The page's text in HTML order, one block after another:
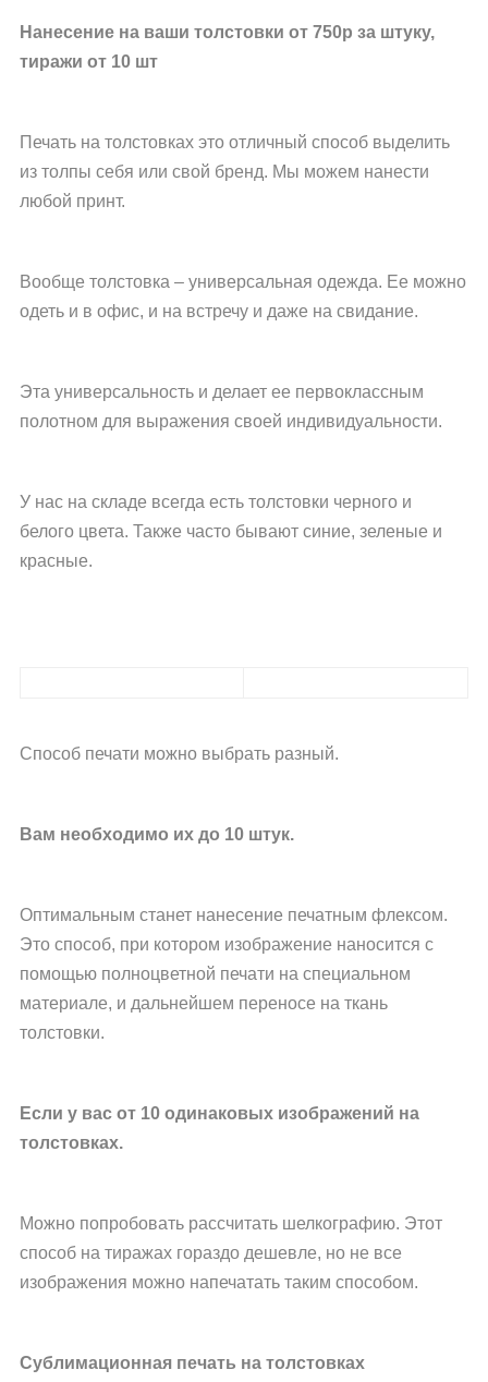
Нанесение на ваши толстовки от 750р за штуку,
тиражи от 10 шт
Печать на толстовках это отличный способ выделить
из толпы себя или свой бренд. Мы можем нанести
любой принт.
Вообще толстовка – универсальная одежда. Ее можно
одеть и в офис, и на встречу и даже на свидание.
Эта универсальность и делает ее первоклассным
полотном для выражения своей индивидуальности.
У нас на складе всегда есть толстовки черного и
белого цвета. Также часто бывают синие, зеленые и
красные.
Способ печати можно выбрать разный.
Вам необходимо их до 10 штук.
Оптимальным станет нанесение печатным флексом.
Это способ, при котором изображение наносится с
помощью полноцветной печати на специальном
материале, и дальнейшем переносе на ткань
толстовки.
Если у вас от 10 одинаковых изображений на
толстовках.
Можно попробовать рассчитать шелкографию. Этот
способ на тиражах гораздо дешевле, но не все
изображения можно напечатать таким способом.
Сублимационная печать на толстовках